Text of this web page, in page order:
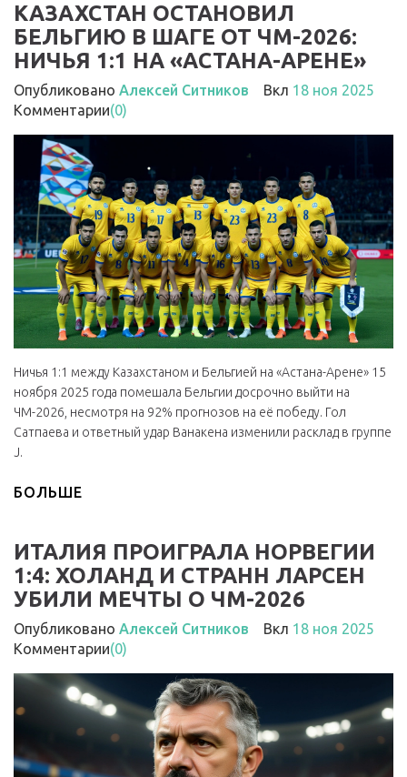
КАЗАХСТАН ОСТАНОВИЛ
БЕЛЬГИЮ В ШАГЕ ОТ ЧМ-2026:
НИЧЬЯ 1:1 НА «АСТАНА-АРЕНЕ»
Опубликовано Алексей Ситников Вкл 18 ноя 2025
Комментарии(0)
Ничья 1:1 между Казахстаном и Бельгией на «Астана-Арене» 15
ноября 2025 года помешала Бельгии досрочно выйти на
ЧМ-2026, несмотря на 92% прогнозов на её победу. Гол
Сатпаева и ответный удар Ванакена изменили расклад в группе
J.
БОЛЬШЕ
ИТАЛИЯ ПРОИГРАЛА НОРВЕГИИ
1:4: ХОЛАНД И СТРАНН ЛАРСЕН
УБИЛИ МЕЧТЫ О ЧМ-2026
Опубликовано Алексей Ситников Вкл 18 ноя 2025
Комментарии(0)